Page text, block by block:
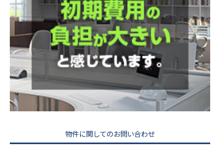
物件に関してのお問い合わせ